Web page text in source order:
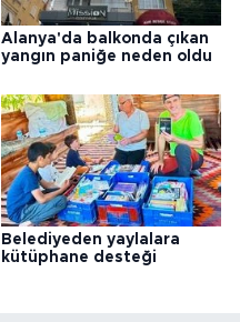
Alanya'da balkonda çıkan
yangın paniğe neden oldu
Belediyeden yaylalara
kütüphane desteği